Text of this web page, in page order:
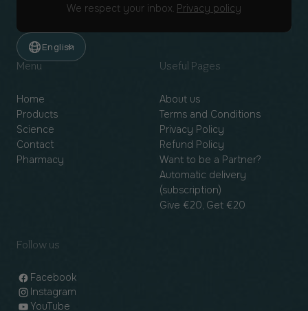
We respect your inbox. Privacy policy
English
Menu
Home
Products
Science
Contact
Pharmacy
Useful Pages
About us
Terms and Conditions
Privacy Policy
Refund Policy
Want to be a Partner?
Automatic delivery
(subscription)
Give €20, Get €20
Follow us
Facebook
Instagram
YouTube